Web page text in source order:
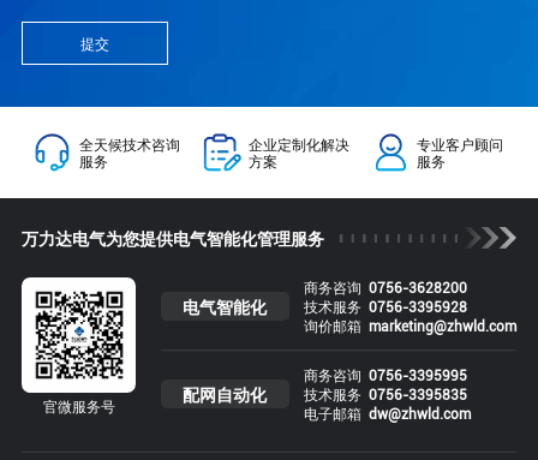
提交
全天候技术咨询
服务
企业定制化解决
方案
专业客户顾问
服务
万力达电气为您提供电气智能化管理服务
官微服务号
电气智能化
商务咨询 0756-3628200
技术服务 0756-3395928
询价邮箱 marketing@zhwld.com
配网自动化
商务咨询 0756-3395995
技术服务 0756-3395835
电子邮箱 dw@zhwld.com